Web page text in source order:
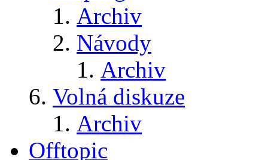
Archiv
Návody
Archiv
Volná diskuze
Archiv
Offtopic